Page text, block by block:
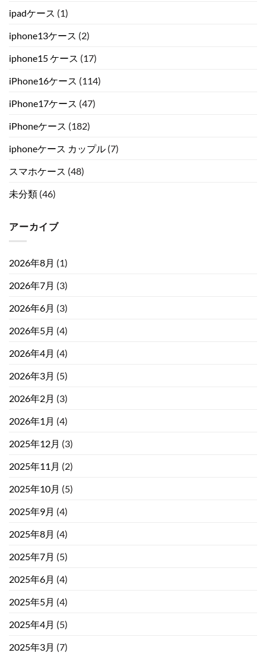
ipadケース (1)
iphone13ケース (2)
iphone15 ケース (17)
iPhone16ケース (114)
iPhone17ケース (47)
iPhoneケース (182)
iphoneケース カップル (7)
スマホケース (48)
未分類 (46)
アーカイブ
2026年8月 (1)
2026年7月 (3)
2026年6月 (3)
2026年5月 (4)
2026年4月 (4)
2026年3月 (5)
2026年2月 (3)
2026年1月 (4)
2025年12月 (3)
2025年11月 (2)
2025年10月 (5)
2025年9月 (4)
2025年8月 (4)
2025年7月 (5)
2025年6月 (4)
2025年5月 (4)
2025年4月 (5)
2025年3月 (7)